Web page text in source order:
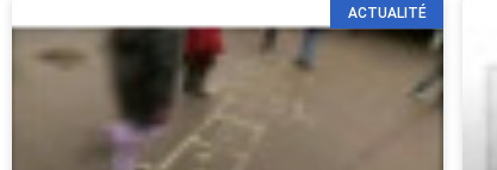
ACTUALITÉ